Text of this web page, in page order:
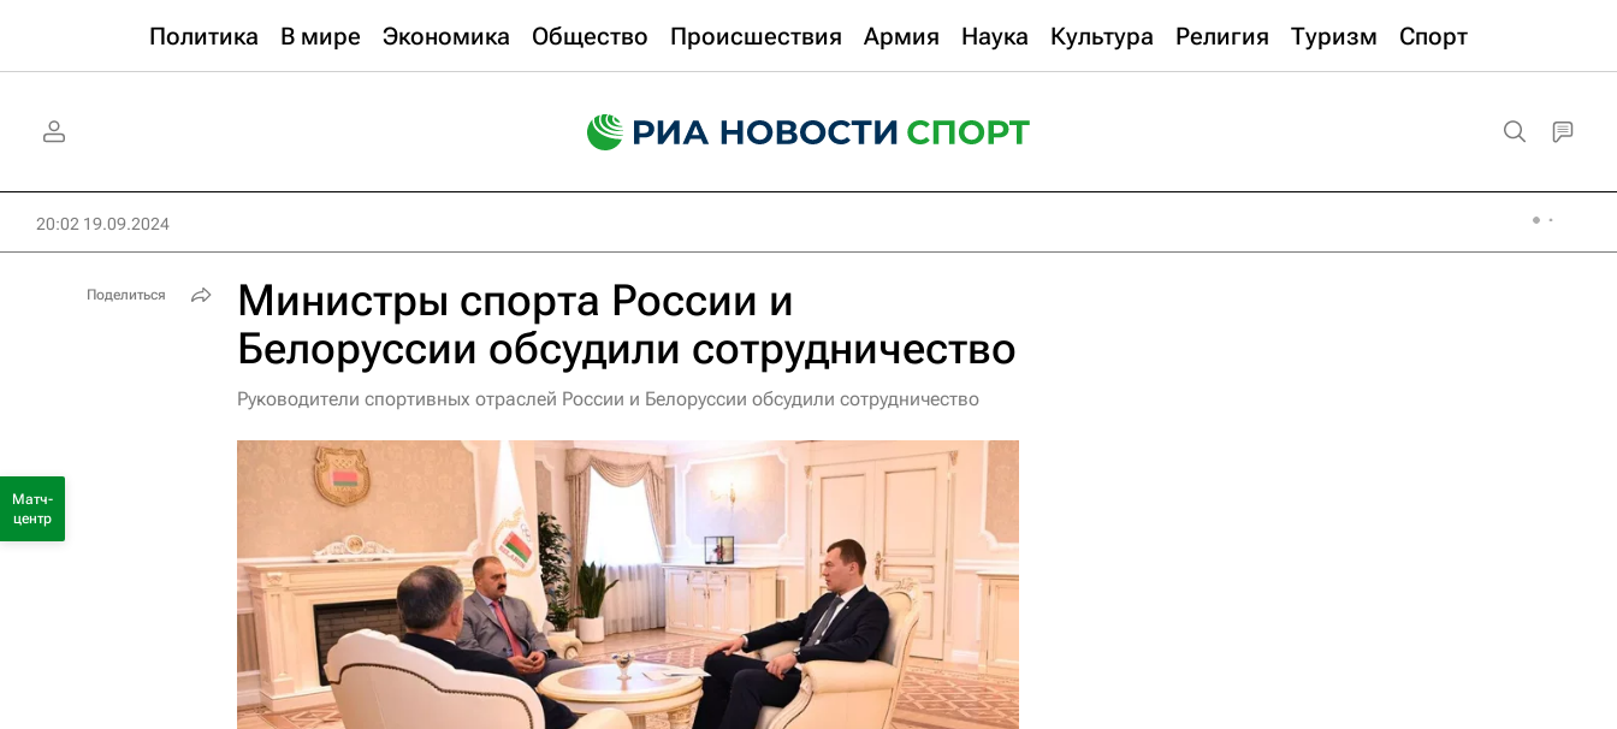
Политика В мире Экономика Общество Происшествия Армия Наука Культура Религия Туризм Спорт
20:02 19.09.2024
Министры спорта России и
Белоруссии обсудили сотрудничество
Руководители спортивных отраслей России и Белоруссии обсудили сотрудничество
Поделиться
Матч-
центр